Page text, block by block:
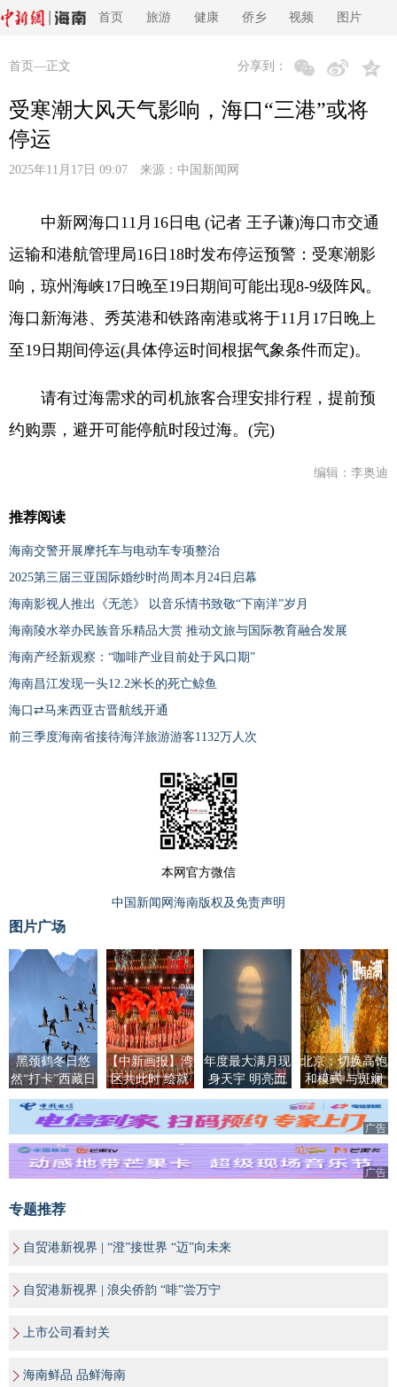
首页 旅游 健康 侨乡 视频 图片
首页 —正文 分享到：
受寒潮大风天气影响，海口“三港”或将
停运
2025年11月17日 09:07 来源： 中国新闻网
中新网海口11月16日电 (记者 王子谦)海口市交通
运输和港航管理局16日18时发布停运预警：受寒潮影
响，琼州海峡17日晚至19日期间可能出现8-9级阵风。
海口新海港、秀英港和铁路南港或将于11月17日晚上
至19日期间停运(具体停运时间根据气象条件而定)。
请有过海需求的司机旅客合理安排行程，提前预
约购票，避开可能停航时段过海。(完)
编辑：李奥迪
推荐阅读
海南交警开展摩托车与电动车专项整治
2025第三届三亚国际婚纱时尚周本月24日启幕
海南影视人推出《无恙》 以音乐情书致敬“下南洋”岁月
海南陵水举办民族音乐精品大赏 推动文旅与国际教育融合发展
海南产经新观察：“咖啡产业目前处于风口期”
海南昌江发现一头12.2米长的死亡鲸鱼
海口⇄马来西亚古晋航线开通
前三季度海南省接待海洋旅游游客1132万人次
本网官方微信
中国新闻网海南版权及免责声明
图片广场
黑颈鹤冬日悠
然“打卡”西藏日
喀则
【中新画报】湾
区共此时 绘就
全运华章
年度最大满月现
身天宇 明亮而
清晰
北京：切换高饱
和模式 与斑斓
秋色撞个满怀
广告
广告
专题推荐
自贸港新视界 | “澄”接世界 “迈”向未来
自贸港新视界 | 浪尖侨韵 “啡”尝万宁
上市公司看封关
海南鲜品 品鲜海南